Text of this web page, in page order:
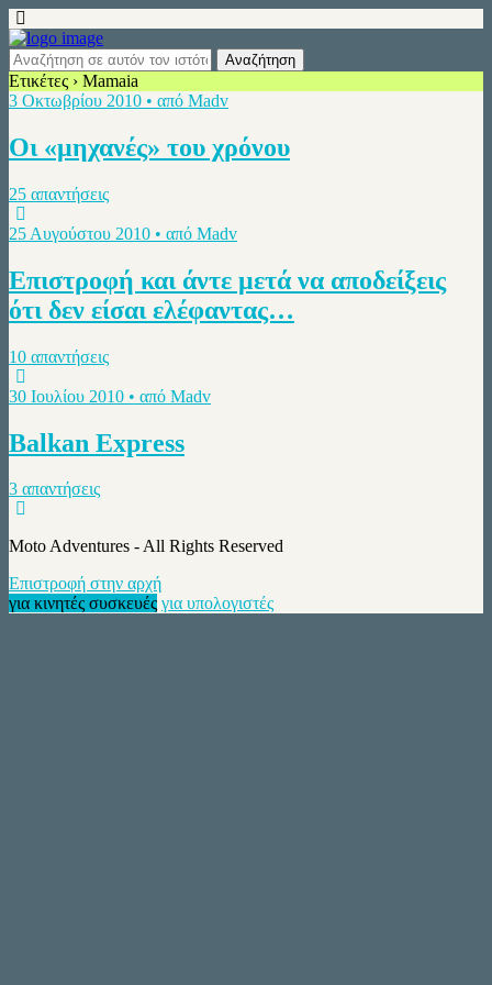
Ετικέτες › Mamaia
3 Οκτωβρίου 2010 • από Madv
Οι «μηχανές» του χρόνου
25 απαντήσεις
25 Αυγούστου 2010 • από Madv
Επιστροφή και άντε μετά να αποδείξεις
ότι δεν είσαι ελέφαντας…
10 απαντήσεις
30 Ιουλίου 2010 • από Madv
Balkan Express
3 απαντήσεις
Moto Adventures - All Rights Reserved
Επιστροφή στην αρχή
για κινητές συσκευές για υπολογιστές